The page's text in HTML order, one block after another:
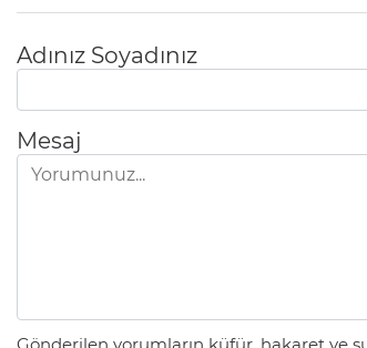
Adınız Soyadınız
Mesaj